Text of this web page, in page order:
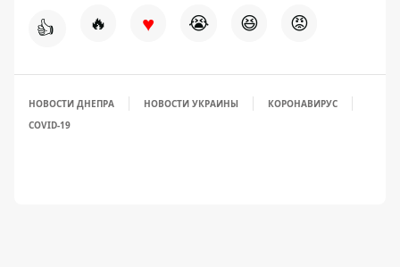
👍 🔥 ♥ 😭 😆 😡
НОВОСТИ ДНЕПРА НОВОСТИ УКРАИНЫ
КОРОНАВИРУС
COVID-19